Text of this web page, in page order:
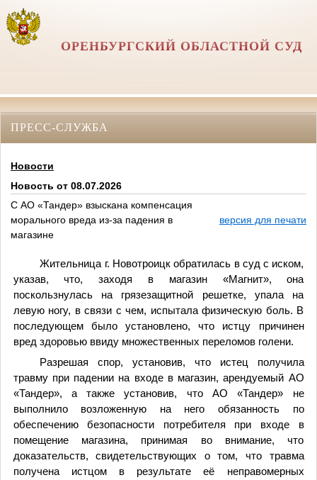
ОРЕНБУРГСКИЙ ОБЛАСТНОЙ СУД
ПРЕСС-СЛУЖБА
Новости
Новость от 08.07.2026
С АО «Тандер» взыскана компенсация
морального вреда из-за падения в
магазине
версия для печати
Жительница г. Новотроицк обратилась в суд с иском,
указав, что, заходя в магазин «Магнит», она
поскользнулась на грязезащитной решетке, упала на
левую ногу, в связи с чем, испытала физическую боль. В
последующем было установлено, что истцу причинен
вред здоровью ввиду множественных переломов голени.
Разрешая спор, установив, что истец получила
травму при падении на входе в магазин, арендуемый АО
«Тандер», а также установив, что АО «Тандер» не
выполнило возложенную на него обязанность по
обеспечению безопасности потребителя при входе в
помещение магазина, принимая во внимание, что
доказательств, свидетельствующих о том, что травма
получена истцом в результате её неправомерных